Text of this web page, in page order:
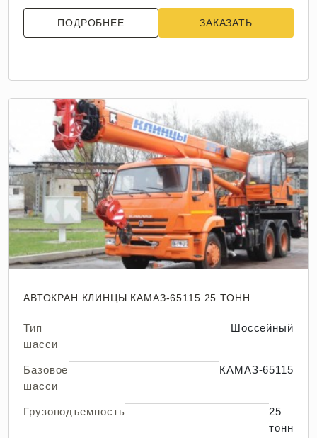
ПОДРОБНЕЕ ЗАКАЗАТЬ
АВТОКРАН КЛИНЦЫ КАМАЗ-65115 25 ТОНН
Тип
шасси
Шоссейный
Базовое
шасси
КАМАЗ-65115
Грузоподъемность
25
тонн